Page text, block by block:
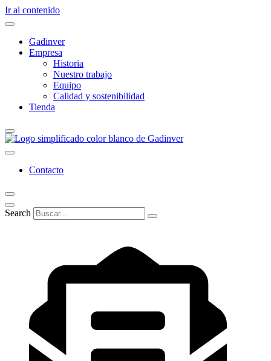
Ir al contenido
Gadinver
Empresa
Historia
Nuestro trabajo
Equipo
Calidad y sostenibilidad
Tienda
Contacto
Search